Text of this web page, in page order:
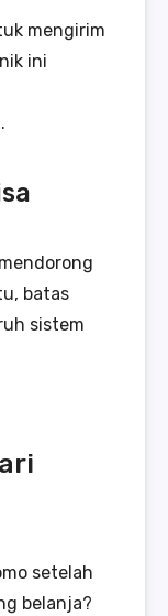
mengirim
ini
batas
sistem
setelah
belanja?